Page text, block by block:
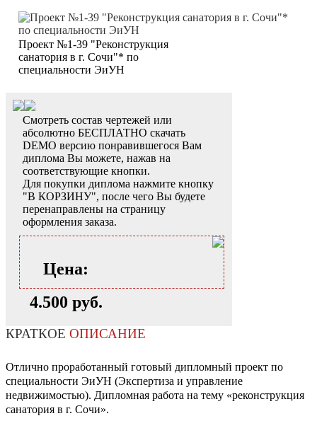
Проект №1-39 "Реконструкция
санатория в г. Сочи"* по
специальности ЭиУН
Смотреть состав чертежей или
абсолютно БЕСПЛАТНО скачать
DEMO версию понравившегося Вам
диплома Вы можете, нажав на
соответствующие кнопки.
Для покупки диплома нажмите кнопку
"В КОРЗИНУ", после чего Вы будете
перенаправлены на страницу
оформления заказа.
Цена:
4.500 руб.
КРАТКОЕ ОПИСАНИЕ
Отлично проработанный готовый дипломный проект по
специальности ЭиУН (Экспертиза и управление
недвижимостью). Дипломная работа на тему «реконструкция
санатория в г. Сочи».